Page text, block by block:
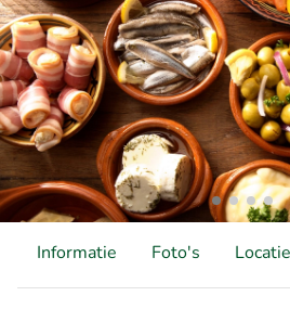
Informatie Foto's Locatie